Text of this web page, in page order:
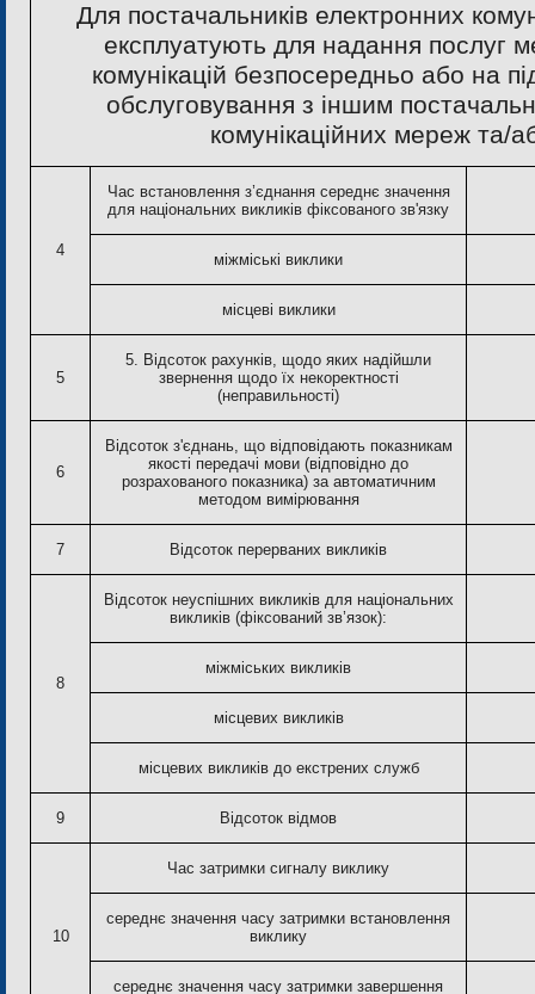
Для постачальників електронних
експлуатують для надання послуг
комунікацій безпосередньо або на
обслуговування з іншим
комунікаційних мереж та/
4
Час встановлення з’єднання середнє значення
для національних викликів фіксованого зв'язку
міжміські виклики
місцеві виклики
5
5. Відсоток рахунків, щодо яких надійшли
звернення щодо їх некоректності
(неправильності)
6
Відсоток з'єднань, що відповідають показникам
якості передачі мови (відповідно до
розрахованого показника) за автоматичним
методом вимірювання
7 Відсоток перерваних викликів
8
Відсоток неуспішних викликів для національних
викликів (фіксований зв’язок):
міжміських викликів
місцевих викликів
місцевих викликів до екстрених служб
9 Відсоток відмов
10
Час затримки сигналу виклику
середнє значення часу затримки встановлення
виклику
середнє значення часу затримки завершення